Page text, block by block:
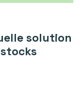
solution